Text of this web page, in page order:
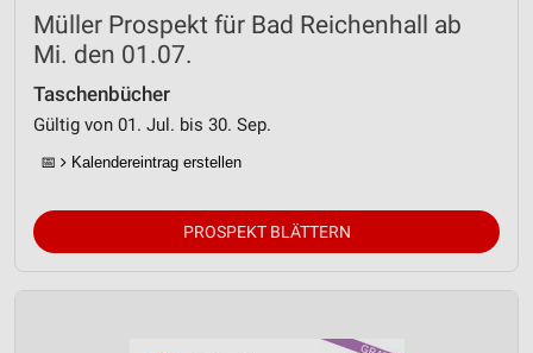
Müller Prospekt für Bad Reichenhall ab
Mi. den 01.07.
Taschenbücher
Gültig von 01. Jul. bis 30. Sep.
📅 Kalendereintrag erstellen
PROSPEKT BLÄTTERN